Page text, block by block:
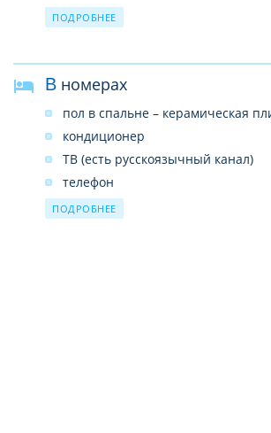
Wi-Fi в лобби (бесплатно)
авто/мотопарковка (бесплатно)
ПОДРОБНЕЕ
В номерах
пол в спальне – керамическая
кондиционер
ТВ (есть русскоязычный канал)
телефон
Wi-Fi (бесплатно)
ПОДРОБНЕЕ